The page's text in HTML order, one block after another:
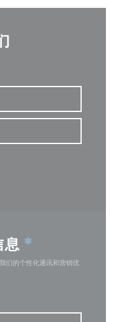
息 *
们的个性化通讯和营销优